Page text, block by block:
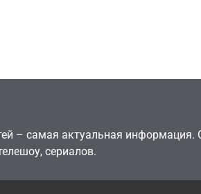
– самая актуальная информация.
сериалов.